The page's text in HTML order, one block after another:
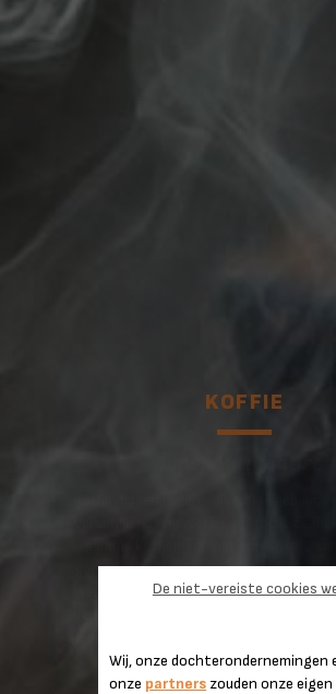
KOFFIE
genieten van uw koffie zoals u hem
Verfijnde recepten op aanvraag, een
de beste smaak.
Wij, onze dochterondernemingen
onze partnerszouden onze eigen
De niet-vereiste cookies